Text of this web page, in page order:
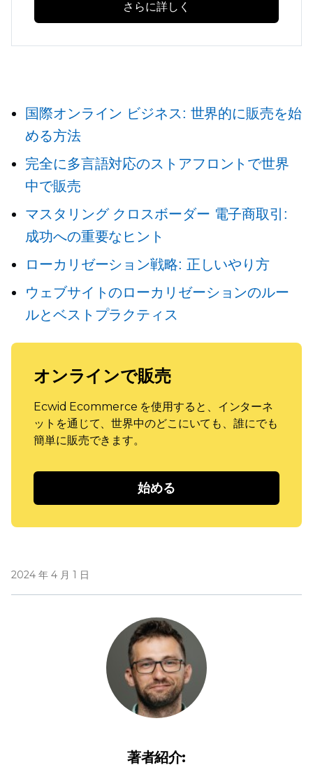
さらに詳しく
国際オンライン ビジネス: 世界的に販売を始
める方法
完全に多言語対応のストアフロントで世界
中で販売
マスタリング クロスボーダー 電子商取引:
成功への重要なヒント
ローカリゼーション戦略: 正しいやり方
ウェブサイトのローカリゼーションのルー
ルとベストプラクティス
オンラインで販売
Ecwid Ecommerce を使用すると、インターネ
ットを通じて、世界中のどこにいても、誰にでも
簡単に販売できます。
始める
2024 年 4 月 1 日
著者紹介: